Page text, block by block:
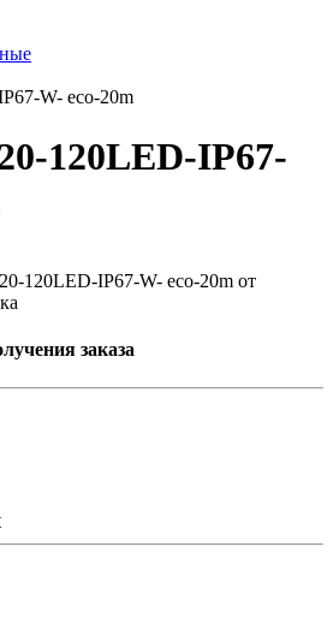
W- eco-20m
120LED-IP67-
заказа